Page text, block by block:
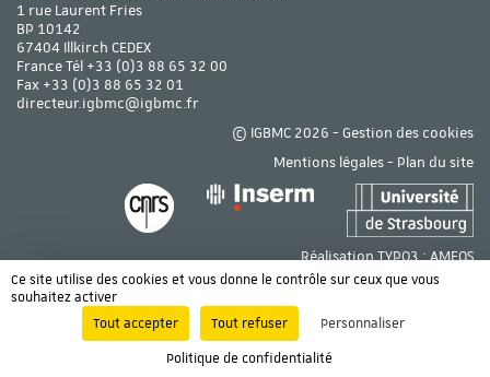
1 rue Laurent Fries
BP 10142
67404 Illkirch CEDEX
France Tél +33 (0)3 88 65 32 00
Fax +33 (0)3 88 65 32 01
directeur.igbmc@igbmc.fr
© IGBMC 2026 - Gestion des cookies
Mentions légales- Plan du site
Réalisation TYPO3 :AMEOS
Ce site utilise des cookies et vous donne le contrôle sur ceux que vous
souhaitez activer
Tout accepter
Tout refuser
Personnaliser
Politique de confidentialité